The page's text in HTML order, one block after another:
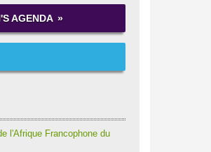
AGENDA
l'Afrique Francophone du